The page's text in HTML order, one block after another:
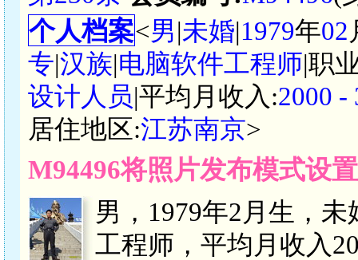
个人档案<男|未婚|1979年02
专|汉族|电脑软件工程师|职
设计人员|平均月收入:2000 -
居住地区:江苏南京>
M94496将照片发布模式设
男，1979年2月生，
工程师，平均月收入